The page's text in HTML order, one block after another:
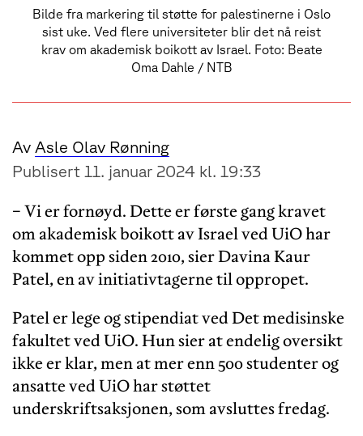
Bilde fra markering til støtte for palestinerne i Oslo
sist uke. Ved flere universiteter blir det nå reist
krav om akademisk boikott av Israel. Foto: Beate
Oma Dahle / NTB
Av Asle Olav Rønning
Publisert 11. januar 2024 kl. 19:33
− Vi er fornøyd. Dette er første gang kravet
om akademisk boikott av Israel ved UiO har
kommet opp siden 2010, sier Davina Kaur
Patel, en av initiativtagerne til oppropet.
Patel er lege og stipendiat ved Det medisinske
fakultet ved UiO. Hun sier at endelig oversikt
ikke er klar, men at mer enn 500 studenter og
ansatte ved UiO har støttet
underskriftsaksjonen, som avsluttes fredag.